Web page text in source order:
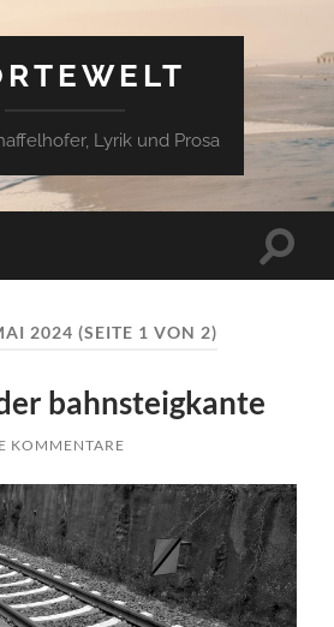
Lyrik und Prosa
2024 (SEITE 1 VON 2)
bahnsteigkante
KOMMENTARE